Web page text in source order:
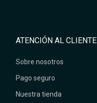
ATENCIÓN AL CLIENTE
Sobre nosotros
Pago seguro
Nuestra tienda